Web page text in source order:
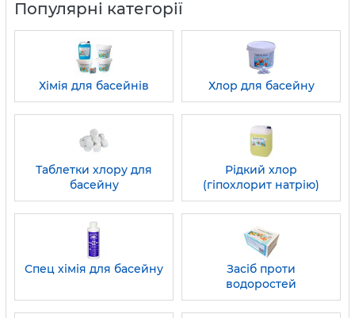
Популярні категорії
Хімія для басейнів Хлор для басейну
Таблетки хлору для
басейну
Рідкий хлор
(гіпохлорит натрію)
Спец хімія для басейну
Засіб проти
водоростей